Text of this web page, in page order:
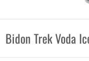
Bidon Trek Voda